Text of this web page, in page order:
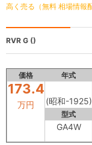
高く売る（無料 相場情報
RVR G ()
価格 年式
173.4
万円 (昭和-1925)
型式
GA4W